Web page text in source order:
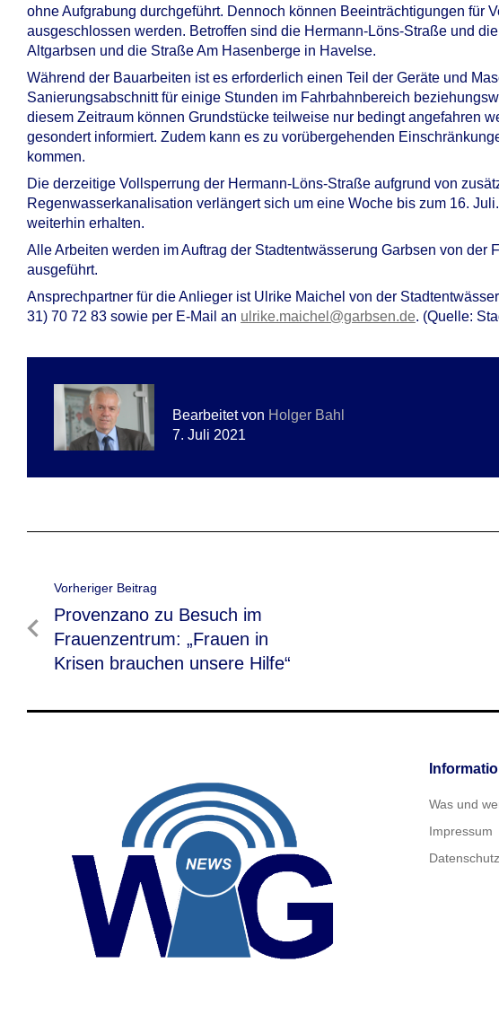
ohne Aufgrabung durchgeführt. Dennoch können Beeinträchtigungen für
ausgeschlossen werden. Betroffen sind die Hermann-Löns-Straße und
Altgarbsen und die Straße Am Hasenberge in Havelse.
Während der Bauarbeiten ist es erforderlich einen Teil der Geräte und
Sanierungsabschnitt für einige Stunden im Fahrbahnbereich
diesem Zeitraum können Grundstücke teilweise nur bedingt angefahren
gesondert informiert. Zudem kann es zu vorübergehenden
kommen.
Die derzeitige Vollsperrung der Hermann-Löns-Straße aufgrund von
Regenwasserkanalisation verlängert sich um eine Woche bis zum 16.
weiterhin erhalten.
Alle Arbeiten werden im Auftrag der Stadtentwässerung Garbsen von der
ausgeführt.
Ansprechpartner für die Anlieger ist Ulrike Maichel von der
31) 70 72 83 sowie per E-Mail an ulrike.maichel@garbsen.de. (Quelle:
Bearbeitet von Holger Bahl
7. Juli 2021
Beitragsnavigation
Vorheriger Beitrag
Vorheriger
Beitrag
Provenzano zu Besuch im
Frauenzentrum: „Frauen in
Krisen brauchen unsere Hilfe“
Was und
Impressum